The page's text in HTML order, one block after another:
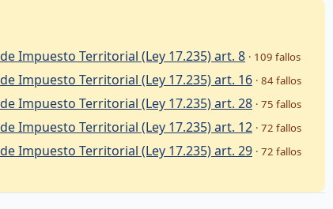
Impuesto Territorial (Ley 17.235) art. 8 · 109 fallos
Impuesto Territorial (Ley 17.235) art. 16 · 84 fallos
Impuesto Territorial (Ley 17.235) art. 28 · 75 fallos
Impuesto Territorial (Ley 17.235) art. 12 · 72 fallos
Impuesto Territorial (Ley 17.235) art. 29 · 72 fallos